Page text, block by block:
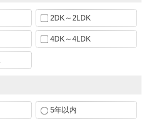
2DK～2LDK
4DK～4LDK
5年以内